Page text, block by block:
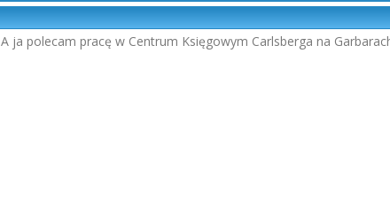
A ja polecam pracę w Centrum Księgowym Carlsberga na